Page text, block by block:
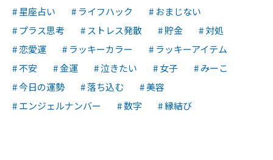
星座占い
ライフハック
おまじない
プラス思考
ストレス発散 貯金
対処
恋愛運
ラッキーカラー
ラッキーアイテム
不安
金運 泣きたい 女子
みーこ
今日の運勢
落ち込む
美容
エンジェルナンバー
数字 縁結び